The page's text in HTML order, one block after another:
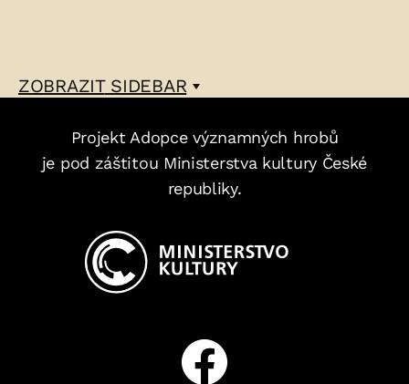
ZOBRAZITSIDEBAR
Projekt Adopce významných hrobů
je pod záštitou Ministerstva kultury České
republiky.
Facebook